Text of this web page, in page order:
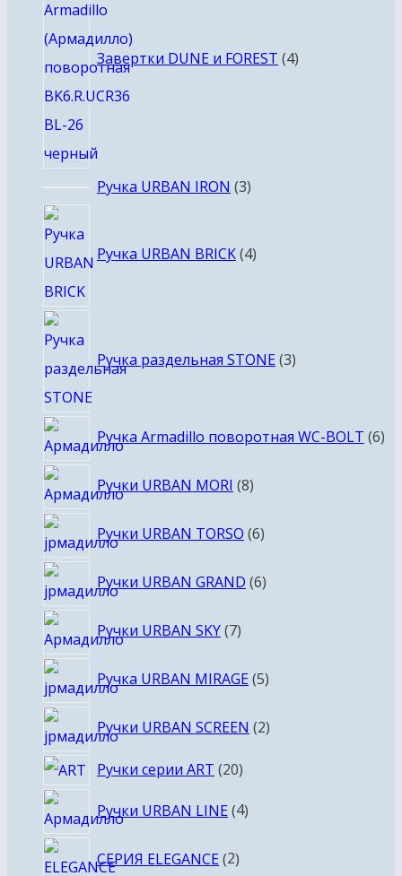
Завертки DUNE и FOREST 4
Ручка URBAN IRON 33
Ручка URBAN BRICK 4товара
Ручка раздельная STONE 3товара
Ручка Armadillo поворотная WC-BOLT 66
Ручки URBAN MORI 88
Ручки URBAN TORSO 66
Ручки URBAN GRAND 66
Ручки URBAN SKY 77
Ручка URBAN MIRAGE 55
Ручки URBAN SCREEN 22
Ручки серии ART 2020
Ручки URBAN LINE 44
СЕРИЯ ELEGANCE 22